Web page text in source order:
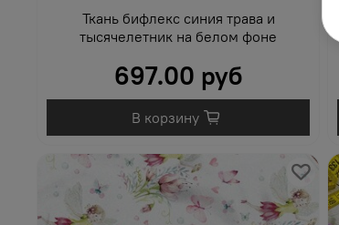
Ткань бифлекс синия трава и
тысячелетник на белом фоне
697.00 руб
В корзину